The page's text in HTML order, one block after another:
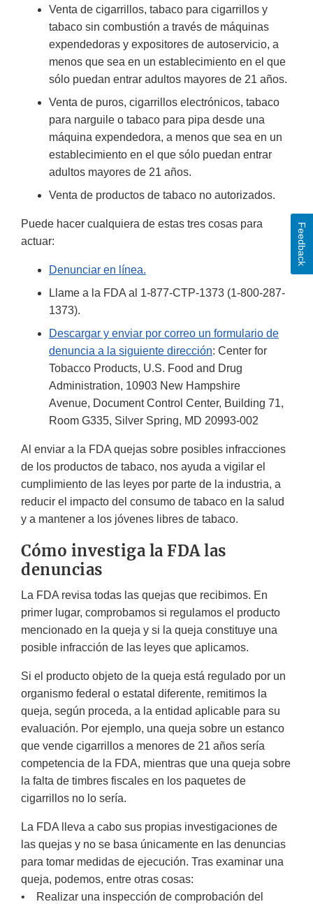
Venta de cigarrillos, tabaco para cigarrillos y
tabaco sin combustión a través de máquinas
expendedoras y expositores de autoservicio, a
menos que sea en un establecimiento en el que
sólo puedan entrar adultos mayores de 21 años.
Venta de puros, cigarrillos electrónicos, tabaco
para narguile o tabaco para pipa desde una
máquina expendedora, a menos que sea en un
establecimiento en el que sólo puedan entrar
adultos mayores de 21 años.
Venta de productos de tabaco no autorizados.
Puede hacer cualquiera de estas tres cosas para
actuar:
Denunciar en línea.
Llame a la FDA al 1-877-CTP-1373 (1-800-287-
1373).
Descargar y enviar por correo un formulario de
denuncia a la siguiente dirección: Center for
Tobacco Products, U.S. Food and Drug
Administration, 10903 New Hampshire
Avenue, Document Control Center, Building 71,
Room G335, Silver Spring, MD 20993-002
Al enviar a la FDA quejas sobre posibles infracciones
de los productos de tabaco, nos ayuda a vigilar el
cumplimiento de las leyes por parte de la industria, a
reducir el impacto del consumo de tabaco en la salud
y a mantener a los jóvenes libres de tabaco.
Cómo investiga la FDA las
denuncias
La FDA revisa todas las quejas que recibimos. En
primer lugar, comprobamos si regulamos el producto
mencionado en la queja y si la queja constituye una
posible infracción de las leyes que aplicamos.
Si el producto objeto de la queja está regulado por un
organismo federal o estatal diferente, remitimos la
queja, según proceda, a la entidad aplicable para su
evaluación. Por ejemplo, una queja sobre un estanco
que vende cigarrillos a menores de 21 años sería
competencia de la FDA, mientras que una queja sobre
la falta de timbres fiscales en los paquetes de
cigarrillos no lo sería.
La FDA lleva a cabo sus propias investigaciones de
las quejas y no se basa únicamente en las denuncias
para tomar medidas de ejecución. Tras examinar una
queja, podemos, entre otras cosas:
• Realizar una inspección de comprobación del
Feedback